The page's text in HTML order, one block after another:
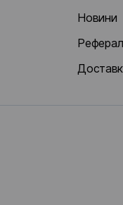
Новини